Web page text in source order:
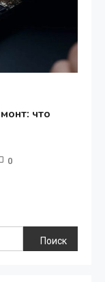
что
0
Поиск